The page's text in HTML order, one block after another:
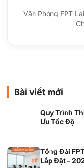
Văn Phòng FPT
Bài viết mới
Quy Trình
Ưu Tốc Độ
Tổng Đài
Lắp Đặt –